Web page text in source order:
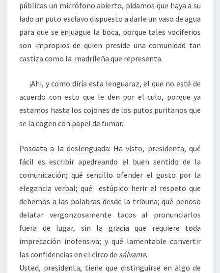
públicas un micrófono abierto, pidamos que haya a su
lado un puto esclavo dispuesto a darle un vaso de agua
para que se enjuague la boca, porque tales vociferios
son impropios de quien preside una comunidad tan
castiza como la madrileña que representa.
¡Ah!, y como diría esta lenguaraz, el que no esté de
acuerdo con esto que le den por el culo, porque ya
estamos hasta los cojones de los putos puritanos que
se la cogen con papel de fumar.
Posdata a la deslenguada: Ha visto, presidenta, qué
fácil es escribir apedreando el buen sentido de la
comunicación; qué sencillo ofender el gusto por la
elegancia verbal; qué estúpido herir el respeto que
debemos a las palabras desde la tribuna; qué penoso
delatar vergonzosamente tacos al pronunciarlos
fuera de lugar, sin la gracia que requiere toda
imprecación inofensiva; y qué lamentable convertir
las confidencias en el circo de sálvame.
Usted, presidenta, tiene que distinguirse en algo de